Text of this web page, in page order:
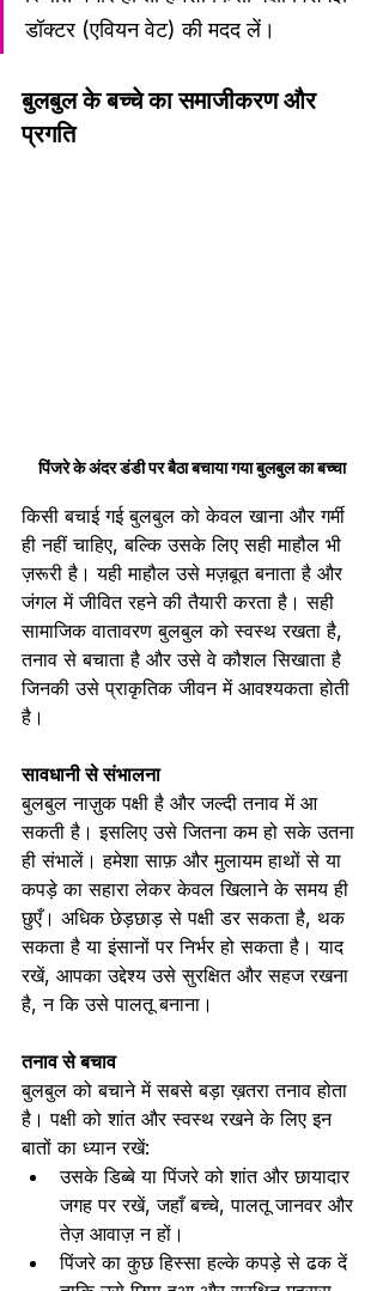
डॉक्टर (एवियन वेट) की मदद लें।
बुलबुल के बच्चे का समाजीकरण और
प्रगति
पिंजरे के अंदर डंडी पर बैठा बचाया गया बुलबुल का बच्चा
किसी बचाई गई बुलबुल को केवल खाना और गर्मी
ही नहीं चाहिए, बल्कि उसके लिए सही माहौल भी
ज़रूरी है। यही माहौल उसे मज़बूत बनाता है और
जंगल में जीवित रहने की तैयारी करता है। सही
सामाजिक वातावरण बुलबुल को स्वस्थ रखता है,
तनाव से बचाता है और उसे वे कौशल सिखाता है
जिनकी उसे प्राकृतिक जीवन में आवश्यकता होती
है।
सावधानी से संभालना
बुलबुल नाज़ुक पक्षी है और जल्दी तनाव में आ
सकती है। इसलिए उसे जितना कम हो सके उतना
ही संभालें। हमेशा साफ़ और मुलायम हाथों से या
कपड़े का सहारा लेकर केवल खिलाने के समय ही
छुएँ। अधिक छेड़छाड़ से पक्षी डर सकता है, थक
सकता है या इंसानों पर निर्भर हो सकता है। याद
रखें, आपका उद्देश्य उसे सुरक्षित और सहज रखना
है, न कि उसे पालतू बनाना।
तनाव से बचाव
बुलबुल को बचाने में सबसे बड़ा ख़तरा तनाव होता
है। पक्षी को शांत और स्वस्थ रखने के लिए इन
बातों का ध्यान रखें:
उसके डिब्बे या पिंजरे को शांत और छायादार
जगह पर रखें, जहाँ बच्चे, पालतू जानवर और
तेज़ आवाज़ न हों।
पिंजरे का कुछ हिस्सा हल्के कपड़े से ढक दें